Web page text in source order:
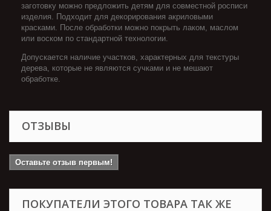
заготовку можно предложить детям для совместной росписи
изделия. Подходит для декорирования акриловыми
красками. После обработки можно покрыть лаком, маслом
или воском по стандартной технологии.
Допускается наличие участков, характерных для текстуры
дерева, которые не являются сучками и не мешают
обработке.
ОТЗЫВЫ
Оставьте отзыв первым!
ПОКУПАТЕЛИ ЭТОГО ТОВАРА ТАК ЖЕ